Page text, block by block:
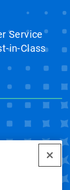
Service
in-Class